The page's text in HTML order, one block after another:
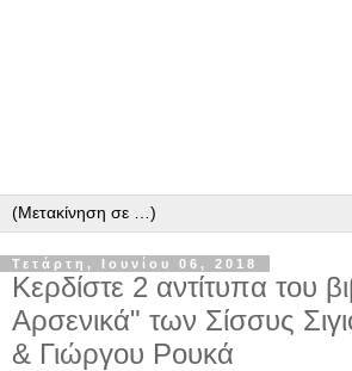
Τετάρτη, Ιουνίου 06, 2018
Κερδίστε 2 αντίτυπα του
Αρσενικά" των Σίσσυς
& Γιώργου Ρουκά